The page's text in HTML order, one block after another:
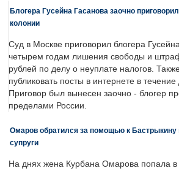
Блогера Гусейна Гасанова заочно
колонии
Суд в Москве приговорил блогера
четырем годам лишения свободы и
рублей по делу о неуплате налогов.
публиковать посты в интернете в течение
Приговор был вынесен заочно - блогер
пределами России.
Омаров обратился за помощью к Бастрыкину
супруги
На днях жена Курбана Омарова попала в